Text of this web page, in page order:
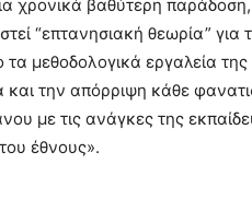
χρονικά βαθύτερη
“επτανησιακή θεωρία” για
μεθοδολογικά εργαλεία της
και την απόρριψη κάθε
με τις ανάγκες της
έθνους».